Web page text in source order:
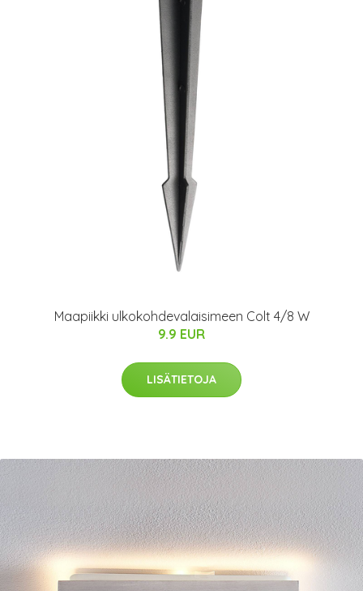
Maapiikki ulkokohdevalaisimeen Colt 4/8 W
9.9 EUR
LISÄTIETOJA